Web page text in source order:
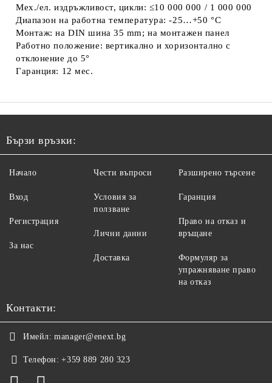
Мех./ел. издръжливост, цикли: ≤10 000 000 / 1 000 000
Диапазон на работна температура: -25…+50 °C
Монтаж: на DIN шина 35 mm; на монтажен панел
Работно положение: вертикално и хоризонтално с
отклонение до 5°
Гаранция: 12 мес.
Бързи връзки:
Начало
Вход
Регистрация
За нас
Чести въпроси
Условия за
ползване
Лични данни
Доставка
Разширено търсене
Гаранция
Право на отказ и
връщане
Формуляр за
упражняване право
на отказ
Контакти:
Имейл: manager@enext.bg
Телефон: +359 889 280 323